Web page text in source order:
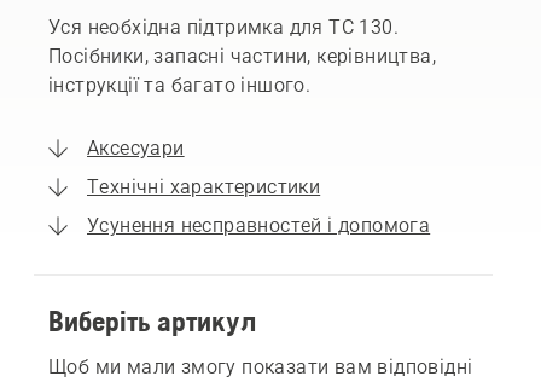
Уся необхідна підтримка для TC 130.
Посібники, запасні частини, керівництва,
інструкції та багато іншого.
Аксесуари
Технічні характеристики
Усунення несправностей і допомога
Виберіть артикул
Щоб ми мали змогу показати вам відповідні